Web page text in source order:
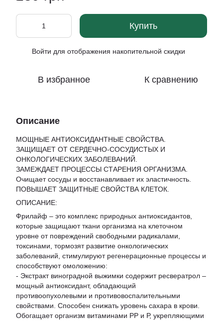
Купить
Войти для отображения накопительной скидки
В избранное К сравнению
Описание
МОЩНЫЕ АНТИОКСИДАНТНЫЕ СВОЙСТВА.
ЗАЩИЩАЕТ ОТ СЕРДЕЧНО-СОСУДИСТЫХ И
ОНКОЛОГИЧЕСКИХ ЗАБОЛЕВАНИЙ.
ЗАМЕЖДАЕТ ПРОЦЕССЫ СТАРЕНИЯ ОРГАНИЗМА.
Очищает сосуды и восстанавливает их эластичность.
ПОВЫШАЕТ ЗАЩИТНЫЕ СВОЙСТВА КЛЕТОК.
ОПИСАНИЕ:
Фрилайф – это комплекс природных антиоксидантов,
которые защищают ткани организма на клеточном
уровне от повреждений свободными радикалами,
токсинами, тормозят развитие онкологических
заболеваний, стимулируют регенерационные процессы и
способствуют омоложению:
- Экстракт виноградной выжимки содержит ресвератрол –
мощный антиоксидант, обладающий
противоопухолевыми и противовоспалительными
свойствами. Способен снижать уровень сахара в крови.
Обогащает организм витаминами РР и Р, укрепляющими